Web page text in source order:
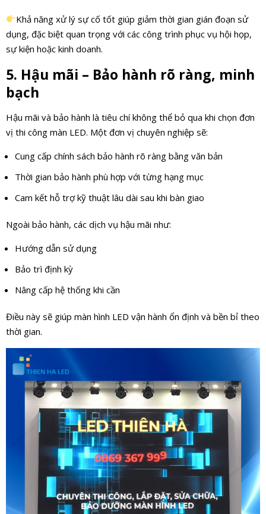
Khả năng xử lý sự cố tốt giúp giảm thời gian gián đoạn sử
dụng, đặc biệt quan trọng với các công trình phục vụ hội họp,
sự kiện hoặc kinh doanh.
5. Hậu mãi – Bảo hành rõ ràng, minh
bạch
Hậu mãi và bảo hành là tiêu chí không thể bỏ qua khi chọn đơn
vị thi công màn LED. Một đơn vị chuyên nghiệp sẽ:
Cung cấp chính sách bảo hành rõ ràng bằng văn bản
Thời gian bảo hành phù hợp với từng hạng mục
Cam kết hỗ trợ kỹ thuật lâu dài sau khi bàn giao
Ngoài bảo hành, các dịch vụ hậu mãi như:
Hướng dẫn sử dụng
Bảo trì định kỳ
Nâng cấp hệ thống khi cần
Điều này sẽ giúp màn hình LED vận hành ổn định và bền bỉ theo
thời gian.